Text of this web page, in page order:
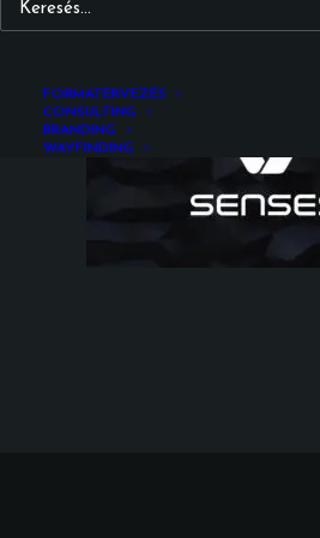
FORMATERVEZÉS
CONSULTING
BRANDING
WAYFINDING